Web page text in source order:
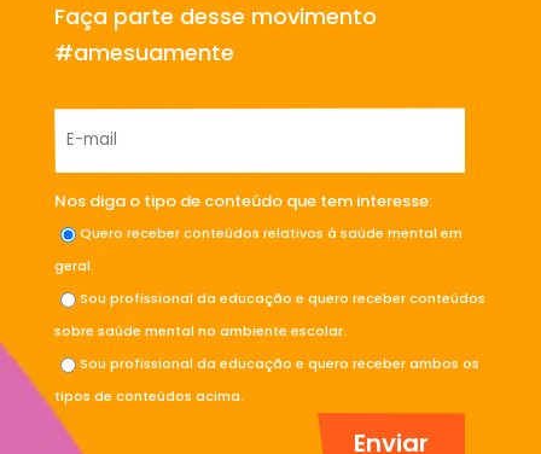
Faça parte desse movimento
#amesuamente
Nos diga o tipo de conteúdo que tem interesse:
Quero receber conteúdos relativos à saúde mental em
geral.
Sou profissional da educação e quero receber conteúdos
sobre saúde mental no ambiente escolar.
Sou profissional da educação e quero receber ambos os
tipos de conteúdos acima.